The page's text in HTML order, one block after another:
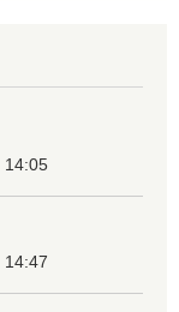
14:05
14:47